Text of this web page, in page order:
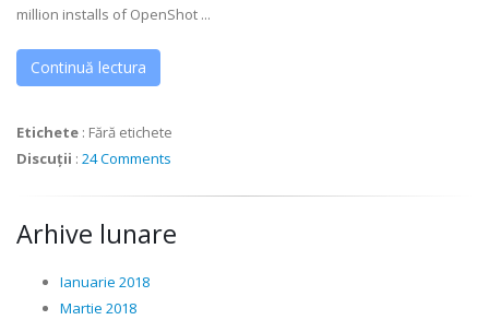
million installs of OpenShot ...
Continuă lectura
Etichete : Fără etichete
Discuții : 24 Comments
Arhive lunare
Ianuarie 2018
Martie 2018